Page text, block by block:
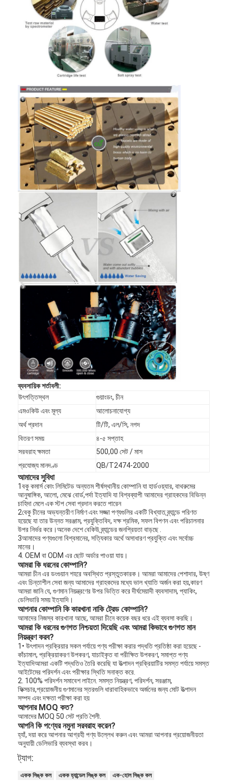
আমাদের সম্বন্ধে
কারখানা পরিদর্শন
গুণমান নিয়ন্ত্রণ
আমাদের সাথে যোগাযোগ
খবর
মামলা
মর্টাইজ ডোর লক
স্টেইনলেস স্টীল দরজা লক
প্রবেশদ্বার হ্যান্ডলেসেট
স্মার্ট ডোর লক
শেড দরজার তালা
দরজার আনুষাঙ্গিক হার্ডওয়্যার
সিলিন্ডার ডোর বোতাম
টিউবুলার লক
স্মার্ট ক্যাবিনেট লক
ধাতব স্লাইডিং দরজার লক
বাথরুমের স্যানিটারি সামগ্রী
বাথরুমের ঝরনা প্যানেল
বাথরুমের ক্যাবিনেটের সেট
আসবাবপত্রের হ্যান্ডল এবং বোতাম
হ্যান্ডব্যাগ আনুষাঙ্গিক হার্ডওয়্যার
পুনরায় সেটযোগ্য সংমিশ্রণ লক
ব্যবসায়িক শর্তাবলী:
উৎপত্তিস্থল
গুয়াংডং, চীন
এমওকিউ এবং মূল্য
আলোচনাযোগ্য
অর্থ প্রদান
টি/টি, এল/সি, নগদ
বিতরণ সময়
৪-৫ সপ্তাহ
সরবরাহ ক্ষমতা
500,00 সেট / মাস
প্রযোজ্য মানদণ্ড
QB/T2474-2000
আমাদের সুবিধা
1বকু কমার্স কোং লিমিটেড অন্যতম শীর্ষস্থানীয় কোম্পানি যা হার্ডওয়্যার, বাথরুমের
আনুষাঙ্গিক, আলো, মেঝে বোর্ড,পর্দা ইত্যাদি যা বিশ্বব্যাপী আমাদের গ্রাহকদের বিভিন্ন
চাহিদা মেলে এক স্টপ সেবা প্রদান করতে পারেন
2বেকু চীনের অভ্যন্তরীণ নির্মাণ এবং সজ্জা পণ্যগুলির একটি বিখ্যাত ব্র্যান্ডে পরিণত
হয়েছে যা তার উন্নত সরঞ্জাম, প্রযুক্তিবিদ, দক্ষ শ্রমিক, সফল বিপণন এবং পরিচালনার
উপর নির্ভর করে।অনেক দেশে বেকিউ ব্র্যান্ডের জনপ্রিয়তা বাড়ছে .
3আমাদের পণ্যগুলো বিশ্বমানের, সত্যিকার অর্থে অসাধারণ প্রযুক্তি এবং সর্বোচ্চ
মানের।
4. OEM বা ODM এর ছোট অর্ডার পাওয়া যায়।
আমরা কি ধরনের কোম্পানি?
আমরা চীন এর ডংগুয়ান শহরে অবস্থিত প্রস্তুতকারক। আমরা আমাদের পেশাদার, উষ্ণ
এবং চিন্তাশীল সেবা জন্য আমাদের গ্রাহকদের মধ্যে ভাল খ্যাতি অর্জন করা হয়,কারণ
আমরা জানি যে, গুণমান নিয়ন্ত্রণের উপর ভিত্তি করে দীর্ঘমেয়াদী ব্যবসাদাম, প্যাকিং,
ডেলিভারি সময় ইত্যাদি।
আপনার কোম্পানি কি কারখানা নাকি ট্রেড কোম্পানি?
আমাদের নিজস্ব কারখানা আছে, আমরা চীনে কয়েক বছর ধরে এই ব্যবসা করছি।
আমরা কি ধরনের গুণগত নিশ্চয়তা দিয়েছি এবং আমরা কিভাবে গুণগত মান
নিয়ন্ত্রণ করব?
1• উৎপাদন প্রক্রিয়ার সকল পর্যায়ে পণ্য পরীক্ষা করার পদ্ধতি প্রতিষ্ঠা করা হয়েছে -
কাঁচামাল, প্রক্রিয়াকরণ উপকরণ, যাচাইকৃত বা পরীক্ষিত উপকরণ, সমাপ্ত পণ্য
ইত্যাদিআমরা একটি পদ্ধতিও তৈরি করেছি যা উত্পাদন প্রক্রিয়াটির সমস্ত পর্যায়ে সমস্ত
আইটেমের পরিদর্শন এবং পরীক্ষার স্থিতি সনাক্ত করে.
2. 100% পরিদর্শন সমাবেশ লাইনে. সমস্ত নিয়ন্ত্রণ, পরিদর্শন, সরঞ্জাম,
ফিক্সচার,প্রয়োজনীয় গুণমানের স্তরগুলি ধারাবাহিকভাবে অর্জনের জন্য মোট উত্পাদন
সম্পদ এবং দক্ষতা পরীক্ষা করা হয়
আপনার MOQ কত?
আমাদের MOQ 50 সেট প্রতি শৈলী.
আপনি কি পণ্যের নমুনা সরবরাহ করেন?
হ্যাঁ, দয়া করে আপনার আগ্রহী পণ্য উল্লেখ করুন এবং আমরা আপনার প্রয়োজনীয়তা
অনুযায়ী ডেলিভারি ব্যবস্থা করব।
ট্যাগ:
একক সিঙ্ক কল একক হ্যান্ডেল সিঙ্ক কল এক-হোল সিঙ্ক কল